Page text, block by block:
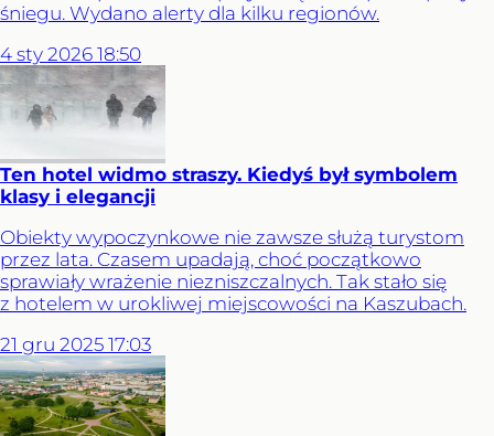
śniegu. Wydano alerty dla kilku regionów.
4 sty 2026 18:50
Ten hotel widmo straszy. Kiedyś był symbolem
klasy i elegancji
Obiekty wypoczynkowe nie zawsze służą turystom
przez lata. Czasem upadają, choć początkowo
sprawiały wrażenie niezniszczalnych. Tak stało się
z hotelem w urokliwej miejscowości na Kaszubach.
21 gru 2025 17:03